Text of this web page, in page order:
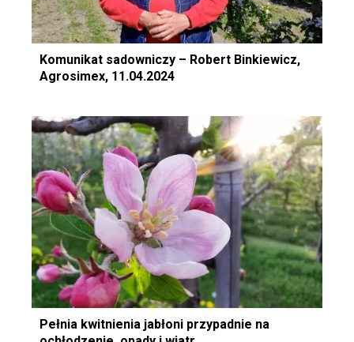
Komunikat sadowniczy – Robert Binkiewicz,
Agrosimex, 11.04.2024
Pełnia kwitnienia jabłoni przypadnie na